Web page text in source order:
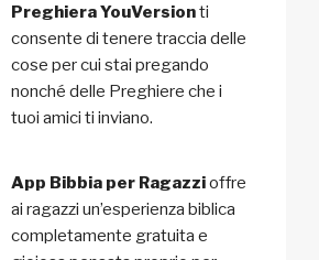
Preghiera YouVersionti
consente di tenere traccia delle
cose per cui stai pregando
nonché delle Preghiere che i
tuoi amici ti inviano.
App Bibbia per Ragazzioffre
ai ragazzi un’esperienza biblica
completamente gratuita e